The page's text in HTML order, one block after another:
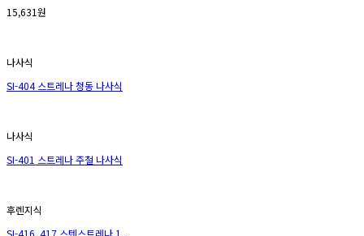
15,631원
나사식
SI-404 스트레나 청동 나사식
나사식
SI-401 스트레나 주철 나사식
후렌지식
SI-416, 417 스텐스트레나 1...